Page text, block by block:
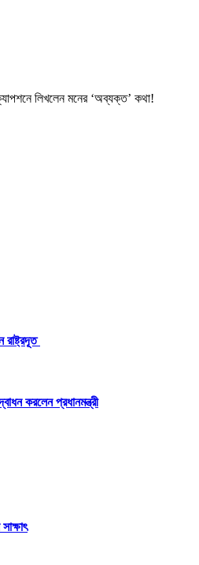
লিখলেন মনের ‘অব্যক্ত’ কথা!
রাষ্ট্রদূত
করলেন প্রধানমন্ত্রী